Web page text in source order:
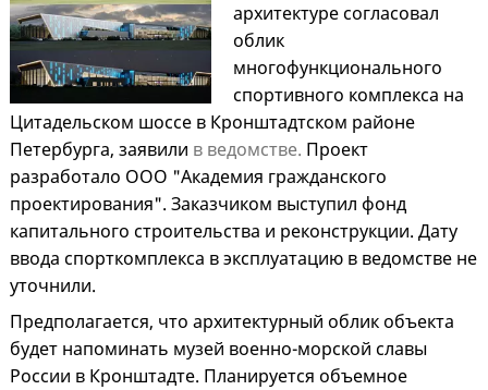
архитектуре согласовал
облик
многофункционального
спортивного комплекса на
Цитадельском шоссе в Кронштадтском районе
Петербурга, заявили в ведомстве. Проект
разработало ООО "Академия гражданского
проектирования". Заказчиком выступил фонд
капитального строительства и реконструкции. Дату
ввода спорткомплекса в эксплуатацию в ведомстве не
уточнили.
Предполагается, что архитектурный облик объекта
будет напоминать музей военно-морской славы
России в Кронштадте. Планируется объемное